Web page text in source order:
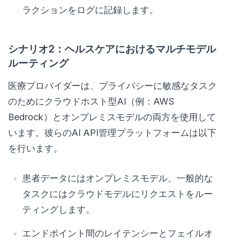
ラクションをログに記録します。
シナリオ2：ヘルスケアにおけるマルチモデル
ルーティング
医療プロバイダーは、プライバシーに敏感なタスク
のためにクラウドホスト型AI（例：AWS
Bedrock）とオンプレミスモデルの両方を使用して
います。彼らのAI API管理プラットフォームは以下
を行います。
患者データにはオンプレミスモデル、一般的な
タスクにはクラウドモデルにリクエストをルー
ティングします。
エンドポイント間のレイテンシーとフェイルオ